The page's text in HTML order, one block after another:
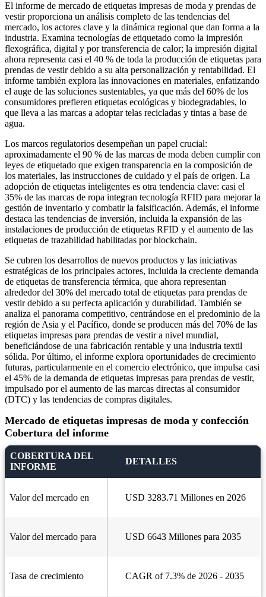
El informe de mercado de etiquetas impresas de moda y prendas de
vestir proporciona un análisis completo de las tendencias del
mercado, los actores clave y la dinámica regional que dan forma a la
industria. Examina tecnologías de etiquetado como la impresión
flexográfica, digital y por transferencia de calor; la impresión digital
ahora representa casi el 40 % de toda la producción de etiquetas para
prendas de vestir debido a su alta personalización y rentabilidad. El
informe también explora las innovaciones en materiales, enfatizando
el auge de las soluciones sustentables, ya que más del 60% de los
consumidores prefieren etiquetas ecológicas y biodegradables, lo
que lleva a las marcas a adoptar telas recicladas y tintas a base de
agua.
Los marcos regulatorios desempeñan un papel crucial:
aproximadamente el 90 % de las marcas de moda deben cumplir con
leyes de etiquetado que exigen transparencia en la composición de
los materiales, las instrucciones de cuidado y el país de origen. La
adopción de etiquetas inteligentes es otra tendencia clave: casi el
35% de las marcas de ropa integran tecnología RFID para mejorar la
gestión de inventario y combatir la falsificación. Además, el informe
destaca las tendencias de inversión, incluida la expansión de las
instalaciones de producción de etiquetas RFID y el aumento de las
etiquetas de trazabilidad habilitadas por blockchain.
Se cubren los desarrollos de nuevos productos y las iniciativas
estratégicas de los principales actores, incluida la creciente demanda
de etiquetas de transferencia térmica, que ahora representan
alrededor del 30% del mercado total de etiquetas para prendas de
vestir debido a su perfecta aplicación y durabilidad. También se
analiza el panorama competitivo, centrándose en el predominio de la
región de Asia y el Pacífico, donde se producen más del 70% de las
etiquetas impresas para prendas de vestir a nivel mundial,
beneficiándose de una fabricación rentable y una industria textil
sólida. Por último, el informe explora oportunidades de crecimiento
futuras, particularmente en el comercio electrónico, que impulsa casi
el 45% de la demanda de etiquetas impresas para prendas de vestir,
impulsado por el aumento de las marcas directas al consumidor
(DTC) y las tendencias de compras digitales.
Mercado de etiquetas impresas de moda y confección
Cobertura del informe
COBERTURA DEL
INFORME
DETALLES
Valor del mercado en USD 3283.71 Millones en 2026
Valor del mercado para USD 6643 Millones para 2035
Tasa de crecimiento CAGR of 7.3% de 2026 - 2035